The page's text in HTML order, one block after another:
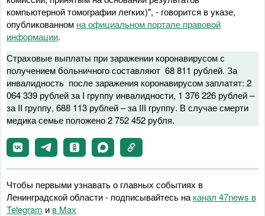
компьютерной томографии легких)", - говорится в указе,
опубликованном на официальном портале правовой
информации.
Страховые выплаты при заражении коронавирусом с
получением больничного составляют 68 811 рублей. За
инвалидность после заражения коронавирусом заплатят: 2
064 339 рублей за I группу инвалидности, 1 376 226 рублей –
за II группу, 688 113 рублей – за III группу. В случае смерти
медика семье положено 2 752 452 рубля.
Чтобы первыми узнавать о главных событиях в
Ленинградской области - подписывайтесь на канал 47news в
Telegram и в Maх